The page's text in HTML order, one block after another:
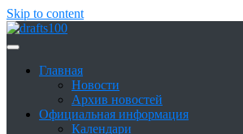
Skip to content
Шашки в России
Главная
Новости
Архив новостей
Официальная информация
Календари